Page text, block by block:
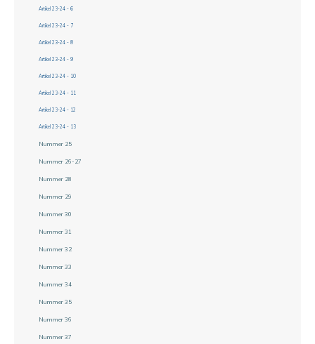
Artikel 23-24 - 6
Artikel 23-24 - 7
Artikel 23-24 - 8
Artikel 23-24 - 9
Artikel 23-24 - 10
Artikel 23-24 - 11
Artikel 23-24 - 12
Artikel 23-24 - 13
Nummer 25
Nummer 26-27
Nummer 28
Nummer 29
Nummer 30
Nummer 31
Nummer 32
Nummer 33
Nummer 34
Nummer 35
Nummer 36
Nummer 37